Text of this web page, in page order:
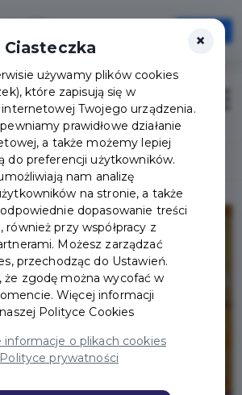
wygodniej, zawsze pod ręką
Otwórz
Zaloguj
Jedno konto - cała rodzina
×
Ciasteczka
używamy plików cookies
które zapisują się w
Twojego urządzenia.
prawidłowe działanie
a także możemy lepiej
do preferencji użytkowników.
nam analizę
na stronie, a także
dopasowanie treści
również przy współpracy z
Możesz zarządzać
przechodząc do Ustawień.
zgodę można wycofać w
Więcej informacji
Polityce Cookies
informacje o plikach cookies
prywatności